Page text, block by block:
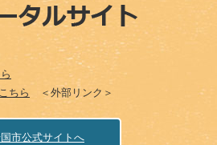
ちら
＜外部リンク＞
市公式サイトへ